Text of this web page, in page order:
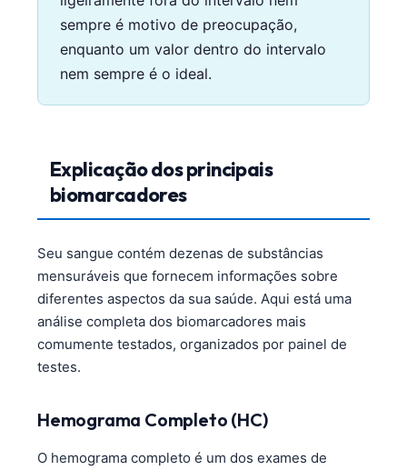
sempre é motivo de preocupação,
enquanto um valor dentro do intervalo
nem sempre é o ideal.
Explicação dos principais
biomarcadores
Seu sangue contém dezenas de substâncias
mensuráveis que fornecem informações sobre
diferentes aspectos da sua saúde. Aqui está uma
análise completa dos biomarcadores mais
comumente testados, organizados por painel de
testes.
Hemograma Completo (HC)
O hemograma completo é um dos exames de